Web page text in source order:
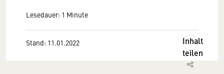
Lesedauer: 1 Minute
Stand: 11.01.2022
Inhalt
teilen